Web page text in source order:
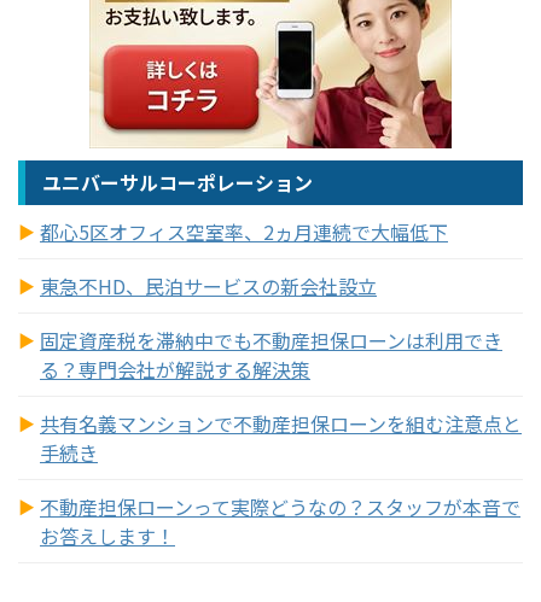
ユニバーサルコーポレーション
都心5区オフィス空室率、2ヵ月連続で大幅低下
東急不HD、民泊サービスの新会社設立
固定資産税を滞納中でも不動産担保ローンは利用でき
る？専門会社が解説する解決策
共有名義マンションで不動産担保ローンを組む注意点と
手続き
不動産担保ローンって実際どうなの？スタッフが本音で
お答えします！